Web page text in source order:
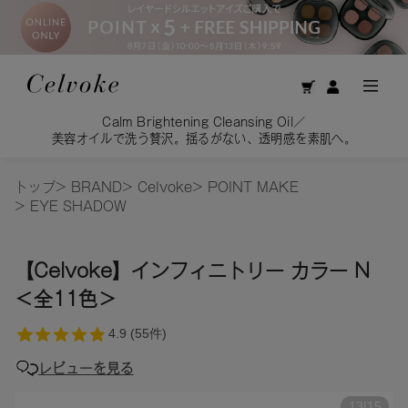
Calm Brightening Cleansing Oil／
美容オイルで洗う贅沢。揺るがない、透明感を素肌へ。
トップ> BRAND> Celvoke> POINT MAKE
> EYE SHADOW
【Celvoke】インフィニトリー カラー N
＜全11色＞
レビューを見る